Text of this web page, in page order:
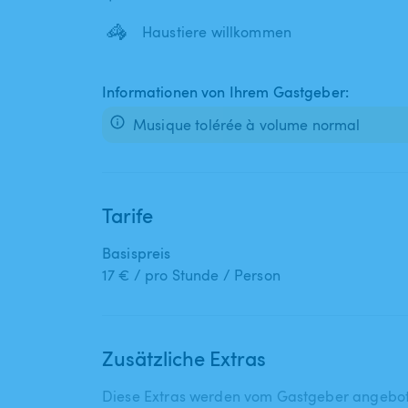
🦓 Haustiere willkommen
Informationen von Ihrem Gastgeber:
Musique tolérée à volume normal
Tarife
Basispreis
17 € / pro Stunde / Person
Zusätzliche Extras
Diese Extras werden vom Gastgeber